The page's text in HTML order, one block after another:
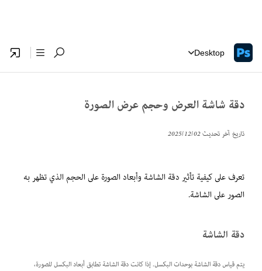
Desktop
دقة شاشة العرض وحجم عرض الصورة
تاريخ آخر تحديث02‏/12‏/2025
تعرف على كيفية تأثير دقة الشاشة وأبعاد الصورة على الحجم الذي تظهر به
الصور على الشاشة.
دقة الشاشة
يتم قياس دقة الشاشة بوحدات البكسل. إذا كانت دقة الشاشة تطابق أبعاد البكسل للصورة،